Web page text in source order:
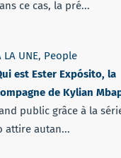
ce cas, la pré...
LA UNE, People
est Ester Expósito, la
de Kylian
public grâce à la
attire autan...